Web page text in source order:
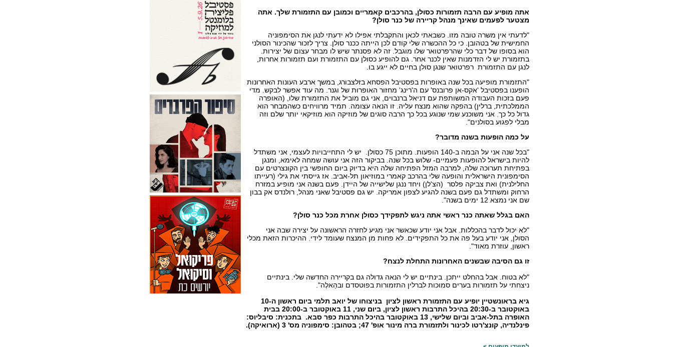
אתה מופיע עם הרבה תזמורות כסולן, בהרכבים קאמריים וכמובן עם התזמורת שלך. אתה
מצטער לפעמים שאינך מנהל קריירה של כנר סולן?
"לדעתי אין משרה טובה מזו. כשבאתי לכאן והתקבלתי אפילו לא ידעתי לנגן את הסימפוניה
החמישית של בטהובן. כי כל ההכשרה שלי קודם לכן הייתה ככנר סולן. צריך לזכור שהכינור הסולני
הוא בסופו של דבר כלי שהרפרטואר שלו מוגבל. זה לא פסנתר שיש לו מבחר עצום של יצירות.
בתזמורת יש לי הזדמנות שאין לכנר אחר. גם להופיע כסולן עם התזמורת ועם תזמורות אחרות,
לנגן עם התזמורת רפרטואר שנגן סולן בחיים לא ייגע בו.
"התזמורת מופיעה בכל שנה באופרות בפסטיבל הפסחא בזלצבורג, במשך ארבע העונות האחרונות
הופענו בפסטיבל 'אקס-אן פרובנס' עם ה'רינג' מחזור האופרות של וגנר. מה עוד אפשר לבקש. מדי
פעם בזכות העבודה המשותפת עם דניאל ברנבוים, אני גם מוביל את התזמורת שלו, (האופרה
הממלכתית, ברלין) בהפקה שהוא מנצח עליה. זו הנאה עצומה. תמיד מרוויחים כשהמבחר הוא
גדול כל כך. אני משוכנע שמי שנוגע בכל כך הרבה סוגים של מוזיקה הוא מוזיקאי יותר שלם וזה
מבלי לפגוע בסולנים".
על כמה הופעות בשנה מדובר?
"בכל שנה אני על הבמה ב-140 הופעות. מתוכן 75 כסולן. יש לי התחייבויות לעצמי, אני משתדל
להיות בישראל להופעות פעמיים- שלוש בכל שנה. בביקור הזה אני עושה שמחה לאימא, ומנגן
בפתיחת תערוכה שלה, למרבה המזל הפתיחה שלה היא בדיוק ביום החופשי בין הקונצרטים עם
הסימפונית הישראלית והופעה שלי בהרכב קאמרי במוזיאון תל-אביב. אז גייסתי את גילי (רעייתו
החלילנית) ואת צביקה פלסר (הצ'לן) ויחד ננגן שלישייה של היידן. פעם בשנה אני מופיע במזרח
הרחוק ומשתדל גם פעם בשנה להגיע לצפון אמריקה. יש גם פסטיבל שאני מנהל, רולנדס אק בבון
שם אני נמצא 12 ימים בשנה".
האם בגלל שאתה כנר ראשי אתה ניגש לתפקידך כסולן אחרת מכל כנר סולן?
"לא יכול לדבר בהכללות. אבל אני יודע שכאשר אני מגיע לחזרה הראשונה על יצירה שבה אני
הסולן, אני יודע בעל פה את כל התפקידים. לא פחות מן המנצח שעומד לידי. ההיכרות הזאת מכלי
ראשון, עוזרת מאוד".
זו גם הסיבה שבשנים האחרונות התחלת לנצח?
"לא בטוח. אבל בהחלט ייתכן. בינתיים יש לי הנאה גדולה גם בקריירה החדשה שלי. בינתיים
ניצחתי על תזמורות בערים סמוכות לברלין התזמורות בפוטסדם ובהַאלֶה".
גיא בראונשטיין יופיע עם התזמורת ראשון לציון בניצוחו של יואב תלמי ביום ראשון ה-10
באוקטובר ב-20:30 בהיכל התרבות ראשון לציון, ביום שני, 11 באוקטובר ב-20:00 בבית
האופרה בתל-אביב וביום שלישי, 13 באוקטובר בהיכל התרבות כפר סבא. בתכנית: סיבליוס:
פינלנדיה, קונצ'רטו לכינור ולתזמורת ברה מינור אופ' 47; בטהובן: סימפוניה מס' 3 (ארואיקה).